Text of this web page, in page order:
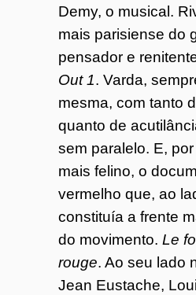
Demy, o musical.
mais parisiense do
pensador e
Out 1. Varda,
mesma, com tanto
quanto de
sem paralelo. E,
mais felino, o
vermelho que, ao
constituía a frente
do movimento. Le
rouge. Ao seu lado
Jean Eustache,